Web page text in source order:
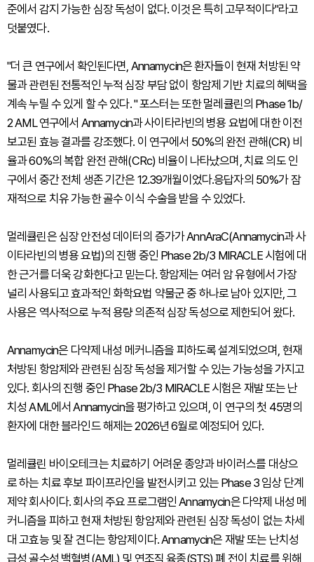
준에서 감지 가능한 심장 독성이 없다. 이것은 특히 고무적이다"라고
덧붙였다.
"더 큰 연구에서 확인된다면, Annamycin은 환자들이 현재 처방된 약
물과 관련된 전통적인 누적 심장 부담 없이 항암제 기반 치료의 혜택을
계속 누릴 수 있게 할 수 있다. " 포스터는 또한 멀레큘린의 Phase 1b/
2 AML 연구에서 Annamycin과 사이타라빈의 병용 요법에 대한 이전
보고된 효능 결과를 강조했다. 이 연구에서 50%의 완전 관해(CR) 비
율과 60%의 복합 완전 관해(CRc) 비율이 나타났으며, 치료 의도 인
구에서 중간 전체 생존 기간은 12.39개월이었다.응답자의 50%가 잠
재적으로 치유 가능한 골수 이식 수술을 받을 수 있었다.
멀레큘린은 심장 안전성 데이터의 증가가 AnnAraC(Annamycin과 사
이타라빈의 병용 요법)의 진행 중인 Phase 2b/3 MIRACLE 시험에 대
한 근거를 더욱 강화한다고 믿는다. 항암제는 여러 암 유형에서 가장
널리 사용되고 효과적인 화학요법 약물군 중 하나로 남아 있지만, 그
사용은 역사적으로 누적 용량 의존적 심장 독성으로 제한되어 왔다.
Annamycin은 다약제 내성 메커니즘을 피하도록 설계되었으며, 현재
처방된 항암제와 관련된 심장 독성을 제거할 수 있는 가능성을 가지고
있다. 회사의 진행 중인 Phase 2b/3 MIRACLE 시험은 재발 또는 난
치성 AML에서 Annamycin을 평가하고 있으며, 이 연구의 첫 45명의
환자에 대한 블라인드 해제는 2026년 6월로 예정되어 있다.
멀레큘린 바이오테크는 치료하기 어려운 종양과 바이러스를 대상으
로 하는 치료 후보 파이프라인을 발전시키고 있는 Phase 3 임상 단계
제약 회사이다. 회사의 주요 프로그램인 Annamycin은 다약제 내성 메
커니즘을 피하고 현재 처방된 항암제와 관련된 심장 독성이 없는 차세
대 고효능 및 잘 견디는 항암제이다. Annamycin은 재발 또는 난치성
급성 골수성 백혈병(AML) 및 연조직 육종(STS) 폐 전이 치료를 위해